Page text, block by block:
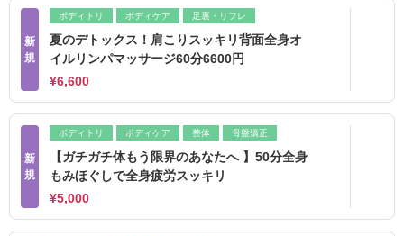
新
規
ボディトリ ボディケア 足裏・リフレ
夏のデトックス！肩こりスッキリ背面全身オ
イルリンパマッサージ60分6600円
¥6,600
新
規
ボディトリ ボディケア 整体 骨盤矯正
【ガチガチ体もう限界のあなたへ 】50分全身
もみほぐしで全身疲労スッキリ
¥5,000